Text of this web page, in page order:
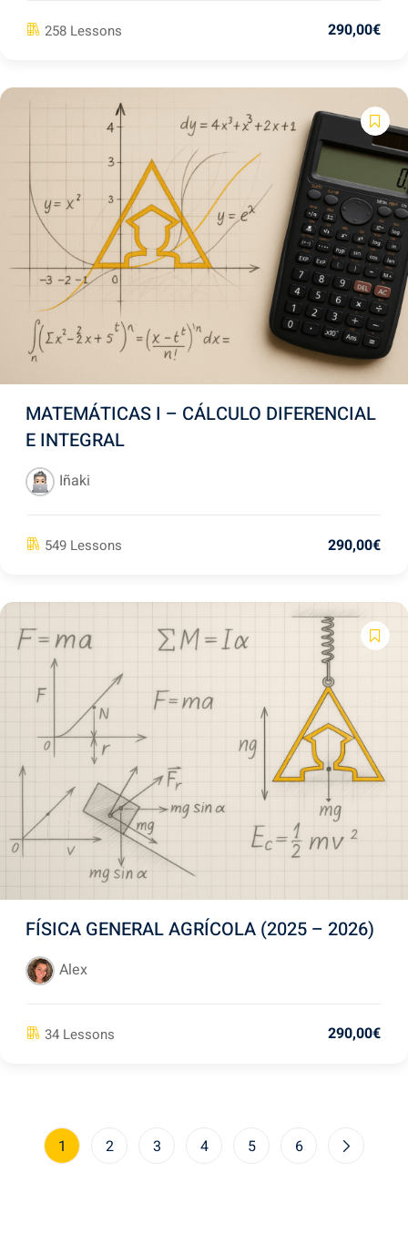
258 Lessons 290,00€
MATEMÁTICAS I – CÁLCULO DIFERENCIAL
E INTEGRAL
Iñaki
549 Lessons 290,00€
FÍSICA GENERAL AGRÍCOLA (2025 – 2026)
Alex
34 Lessons 290,00€
1 2 3 4 5 6